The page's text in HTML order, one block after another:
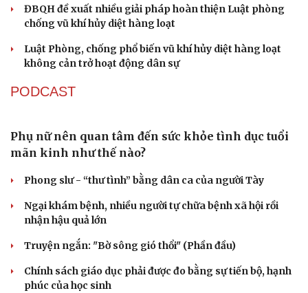
Du lịch
Săn Tour
check-in
Đọc truyện đêm khuya
Cửa sổ tình yêu
Kể chuyện cho bé
ĐBQH đề xuất nhiều giải pháp hoàn thiện Luật phòng
chống vũ khí hủy diệt hàng loạt
Luật Phòng, chống phổ biến vũ khí hủy diệt hàng loạt
không cản trở hoạt động dân sự
PODCAST
Phụ nữ nên quan tâm đến sức khỏe tình dục tuổi
mãn kinh như thế nào?
Phong slư - “thư tình” bằng dân ca của người Tày
Ngại khám bệnh, nhiều người tự chữa bệnh xã hội rồi
nhận hậu quả lớn
Truyện ngắn: "Bờ sông gió thổi" (Phần đầu)
Chính sách giáo dục phải được đo bằng sự tiến bộ, hạnh
phúc của học sinh